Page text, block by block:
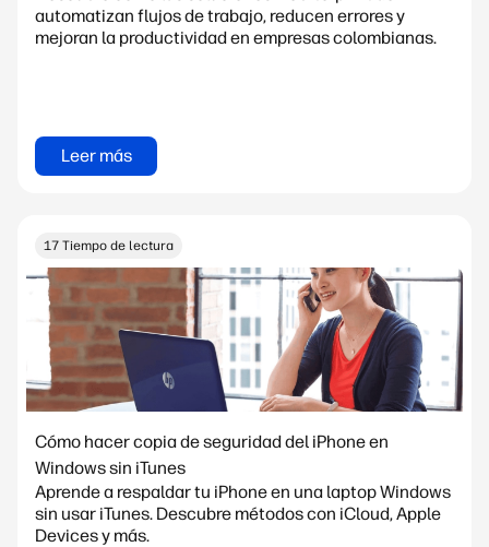
automatizan flujos de trabajo, reducen errores y
mejoran la productividad en empresas colombianas.
Leer más
17 Tiempo de lectura
Cómo hacer copia de seguridad del iPhone en
Windows sin iTunes
Aprende a respaldar tu iPhone en una laptop Windows
sin usar iTunes. Descubre métodos con iCloud, Apple
Devices y más.